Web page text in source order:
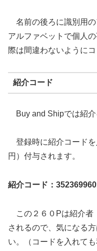
名前の後ろに識別用の
アルファベットで個人
際は間違わないように
紹介コード
Buy and Shipでは紹介
登録時に紹介コードを
円）付与されます。
紹介コード：
この２６０Pは紹介者
されるので、気になる
い。（コードを入れて